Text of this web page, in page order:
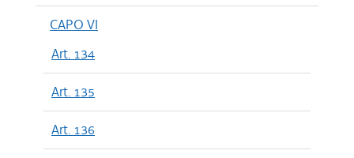
CAPO VI
Art. 134
Art. 135
Art. 136